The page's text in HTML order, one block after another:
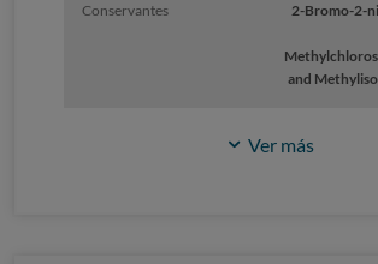
Conservantes
2-Bromo-2-
and
Ver más